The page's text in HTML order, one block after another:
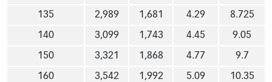
135 2,989 1,681 4.29 8.725
140 3,099 1,743 4.45 9.05
150 3,321 1,868 4.77 9.7
160 3,542 1,992 5.09 10.35